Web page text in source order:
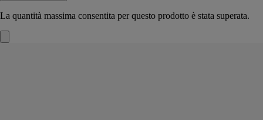
La quantità massima consentita per questo prodotto è stata superata.